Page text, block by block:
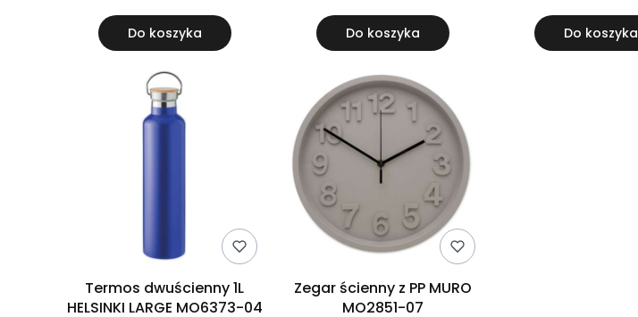
Do koszyka Do koszyka Do koszyka
Termos dwuścienny 1L
HELSINKI LARGE MO6373-04
Zegar ścienny z PP MURO
MO2851-07